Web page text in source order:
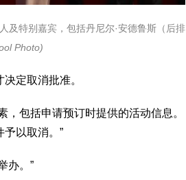
及特别嘉宾，包括丹尼尔·安德鲁斯（后排
Photo)
定取消批准。
，包括申请预订时提供的活动信息。
以取消。”
办。”